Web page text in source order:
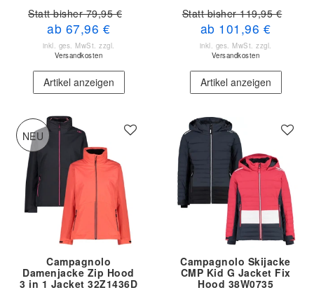
Statt bisher 79,95 €
ab 67,96 €
inkl. ges. MwSt. zzgl.
Versandkosten
Artikel anzeigen
Statt bisher 119,95 €
ab 101,96 €
inkl. ges. MwSt. zzgl.
Versandkosten
Artikel anzeigen
NEU
Campagnolo
Damenjacke Zip Hood
3 in 1 Jacket 32Z1436D
Campagnolo Skijacke
CMP Kid G Jacket Fix
Hood 38W0735